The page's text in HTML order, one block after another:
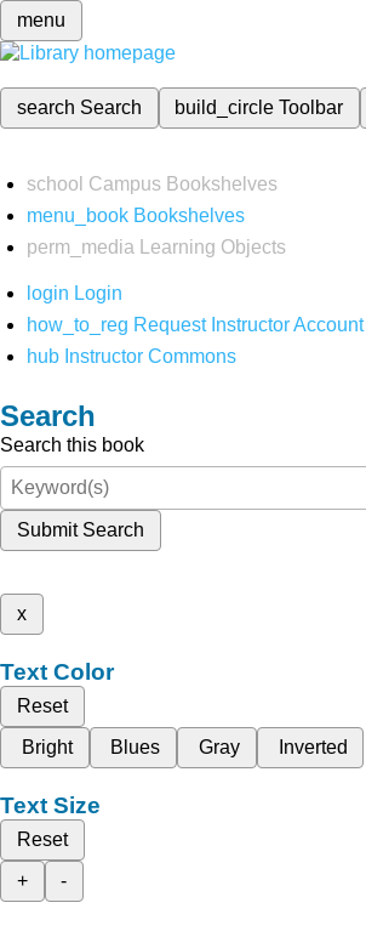
menu
search Search build_circleToolbar
school Campus Bookshelves
menu_book Bookshelves
perm_media
Learning Objects
login Login
how_to_reg Request Instructor Account
hub Instructor Commons
Search
Search this book
Submit Search
x
Text Color
Reset
Bright
Blues Gray Inverted
Text Size
Reset
+
-